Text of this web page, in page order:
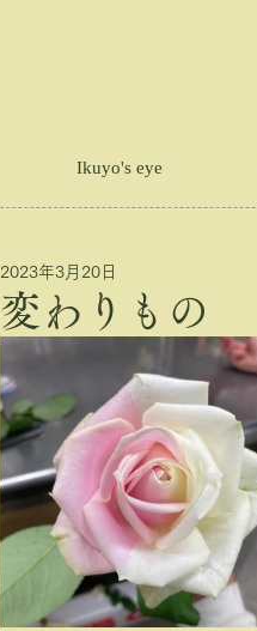
変わりもの
2023年3月20日
Ikuyo's eye